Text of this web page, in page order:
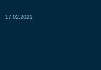
17.02.2021